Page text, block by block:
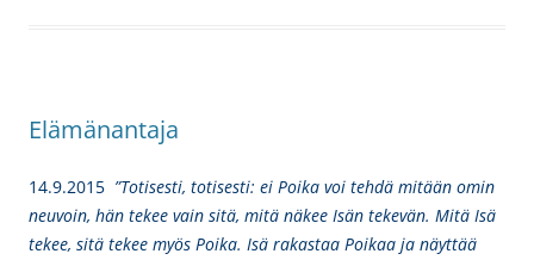
Elämänantaja
14.9.2015 ”Totisesti, totisesti: ei Poika voi tehdä mitään omin
neuvoin, hän tekee vain sitä, mitä näkee Isän tekevän. Mitä Isä
tekee, sitä tekee myös Poika. Isä rakastaa Poikaa ja näyttää